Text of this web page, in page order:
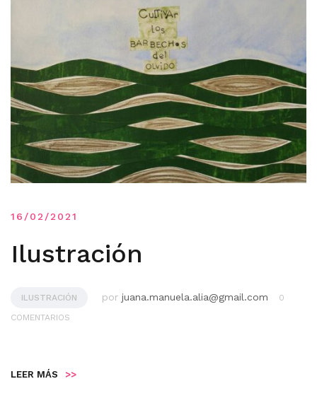
16/02/2021
Ilustración
ILUSTRACIÓN por juana.manuela.alia@gmail.com
0
COMENTARIOS
LEER MÁS >>